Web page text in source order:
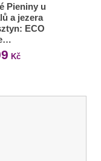
Pieniny u
a jezera
ECO
Kč